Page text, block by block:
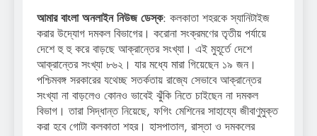
আমার বাংলা অনলাইন নিউজ ডেস্ক: কলকাতা শহরকে স্যানিটাইজ
করার উদ্যোগ দমকল বিভাগের। করোনা সংক্রমণের তৃতীয় পর্যায়ে
দেশে হু হু করে বাড়ছে আক্রান্তের সংখ্যা। এই মুহূর্তে দেশে
আক্রান্তের সংখ্যা ৮৬২। যার মধ্যে মারা গিয়েছেন ১৯ জন।
পশ্চিমবঙ্গ সরকারের যথেচ্ছ সতর্কতায় রাজ্যে সেভাবে আক্রান্তের
সংখ্যা না বাড়লেও কোনও ভাবেই ঝুঁকি নিতে চাইছেন না দমকল
বিভাগ। তারা সিদ্ধান্ত নিয়েছে, ফগিং মেশিনের সাহায্যে জীবাণুমুক্ত
করা হবে গোটা কলকাতা শহর। হাসপাতাল, রাস্তা ও দমকলের